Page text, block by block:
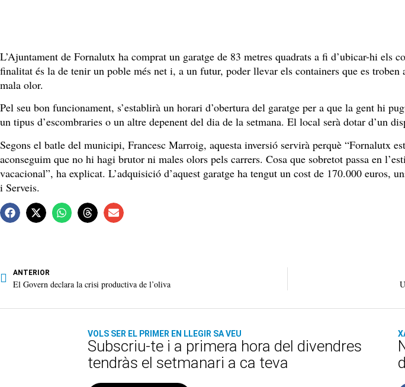
L’Ajuntament de Fornalutx ha comprat un garatge de 83 metres quadrats a fi d’ubicar-hi els
finalitat és la de tenir un poble més net i, a un futur, poder llevar els containers que es
mala olor.
Pel seu bon funcionament, s’establirà un horari d’obertura del garatge per a que la gent hi
un tipus d’escombraries o un altre depenent del dia de la setmana. El local serà dotar d’un
Segons el batle del municipi, Francesc Marroig, aquesta inversió servirà perquè “Fornalutx
aconseguim que no hi hagi brutor ni males olors pels carrers. Cosa que sobretot passa en
vacacional”, ha explicat. L’adquisició d’aquest garatge ha tengut un cost de 170.000 euros,
i Serveis.
ANTERIOR
El Govern declara la crisi productiva de l’oliva
VOLS SER EL PRIMER EN LLEGIR SA VEU
Subscriu-te i a primera hora del divendres
tendràs el setmanari a ca teva